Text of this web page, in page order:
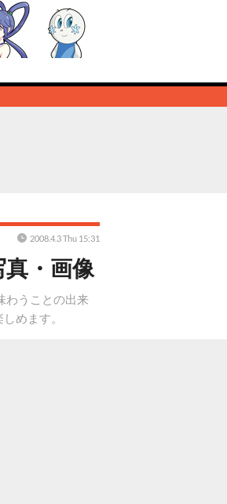
・画像
わうことの出来
めます。
2008.4.3 Thu 15:31